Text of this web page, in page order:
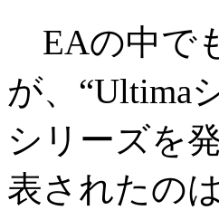
EAの中で
が、“Ultima
シリーズを
表されたの